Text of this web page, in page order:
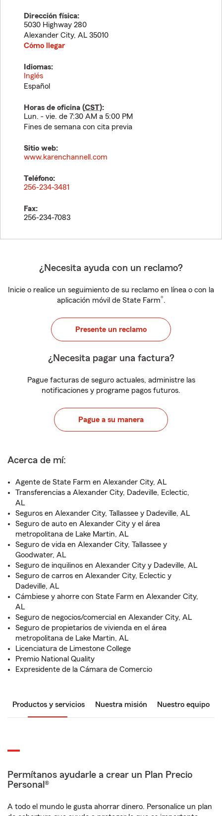
Dirección física:
5030 Highway 280
Alexander City, AL 35010
Cómo llegar
Idiomas:
Inglés
Español
Horas de oficina (CST):
Lun. - vie. de 7:30 AM a 5:00 PM
Fines de semana con cita previa
Sitio web:
www.karenchannell.com
Teléfono:
256-234-3481
Fax:
256-234-7083
¿Necesita ayuda con un reclamo?
Inicie o realice un seguimiento de su reclamo en línea o con la
aplicación móvil de State Farm®.
Presente un reclamo
¿Necesita pagar una factura?
Pague facturas de seguro actuales, administre las
notificaciones y programe pagos futuros.
Pague a su manera
Acerca de mí:
Agente de State Farm en Alexander City, AL
Transferencias a Alexander City, Dadeville, Eclectic,
AL
Seguros en Alexander City, Tallassee y Dadeville, AL
Seguro de auto en Alexander City y el área
metropolitana de Lake Martin, AL
Seguro de vida en Alexander City, Tallassee y
Goodwater, AL
Seguro de inquilinos en Alexander City y Dadeville, AL
Seguro de carros en Alexander City, Eclectic y
Dadeville, AL
Cámbiese y ahorre con State Farm en Alexander City,
AL
Seguro de negocios/comercial en Alexander City, AL
Seguro de propietarios de vivienda en el área
metropolitana de Lake Martin, AL
Licenciatura de Limestone College
Premio National Quality
Expresidente de la Cámara de Comercio
Productos y servicios Nuestra misión Nuestro equipo
Permítanos ayudarle a crear un Plan Precio
Personal®
A todo el mundo le gusta ahorrar dinero. Personalice un plan